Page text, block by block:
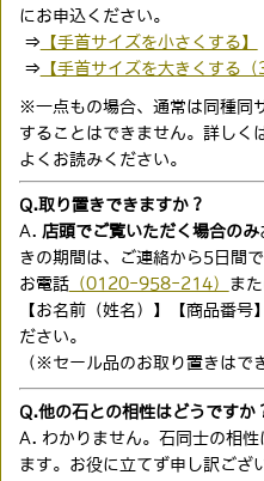
にお申込ください。
⇒ 【手首サイズを小さくする】
⇒ 【手首サイズを大きくする
※一点もの場合、通常は同種同
することはできません。詳しく
よくお読みください。
Q.取り置きできますか？
A. 店頭でご覧いただく場合のみ
きの期間は、ご連絡から5日間で
お電話（0120-958-214） また
【お名前（姓名）】【商品番号
ださい。
（※セール品のお取り置きはで
Q.他の石との相性はどうですか
A. わかりません。石同士の相
ます。お役に立てず申し訳ござ